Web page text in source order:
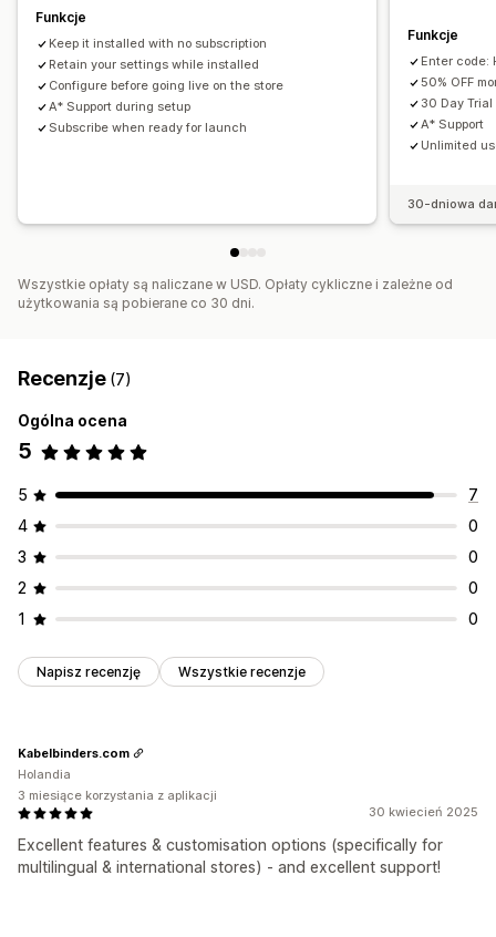
Funkcje
Keep it installed with no subscription
Retain your settings while installed
Configure before going live on the store
A* Support during setup
Subscribe when ready for launch
Funkcje
Enter code:
50% OFF
30 Day
A* Support
Unlimited
30-dniowa
Wszystkie opłaty są naliczane w USD. Opłaty cykliczne i zależne od
użytkowania są pobierane co 30 dni.
Recenzje (7)
Ogólna ocena
5
5
7
4
0
3
0
2
0
1
0
Napisz recenzję Wszystkie recenzje
30 kwiecień 2025
Excellent features & customisation options (specifically for
multilingual & international stores) - and excellent support!
Kabelbinders.com
Holandia
3 miesiące korzystania z aplikacji